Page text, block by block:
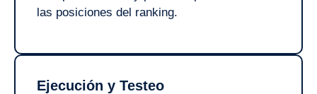
las posiciones del ranking.
Ejecución y Testeo